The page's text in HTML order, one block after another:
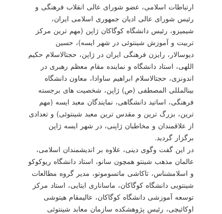
ارتباطات اسلامی، عضو شورای عالی انقلاب فرهنگی و
رئیس شورای عالی ادیان جمهوری اسلامی ایران،
شیمیزو، رئیس دانشگاه كوگاكان ژاپن (مهم ترین مركز
تربیت و آموزش شینتوئی در شهر ایسه)، حسین
دیوسالار، رایزن فرهنگی ایران در ژاپن، حجت‎الاسلام حكیم
اللهی، استاد دانشگاه و نماینده مقام معظم رهبری در
اندونزی، حجت‎الاسلام ابراهیم ساوادا، معاون دانشگاه
بین‎المللی المصطفی (ص) ژاپن، شخصیت های برجسته
فرهنگی، اساتید دانشگاهی، نمایندگان معبد ایسه (مهم
ترین، بزرگ ترین و مقدس ترین معبد شینتوئی) و تعدادی
از علاقمندان و مخاطبان ژاپنی، در شهر ایسه ژاپن
برگزار گردید.
در این گفت وگوی دینی، علاوه بر اندیشمندان اسلامی،
عالمان مذهب شینتو همچون سانو، استاد دانشگاه ریوكوكو
و اسلام‎شناس، تاكاشی ماتسوموتو، مدیر گروه مطالعات
شینتویی دانشگاه كوگاكان، ماساناری ایتایی، استاد مركز
توسعه آموزشی دانشگاه كوگاكان، عالی‎مقام هیتوشی
اوكائیچی، رئیس پژوهشكده سازمان معابد شینتوئی